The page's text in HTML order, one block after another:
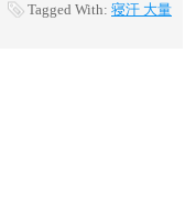
Tagged With: 寝汗 大量